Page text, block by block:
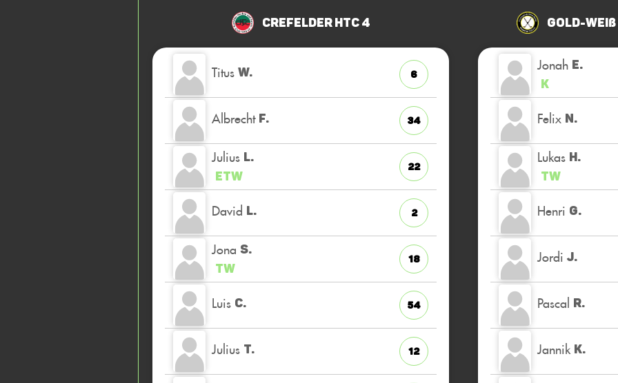
Crefelder HTC 4
Titus W. 6
Albrecht F. 34
Julius L.
ETW
22
David L. 2
Jona S.
TW
18
Luis C. 54
Julius T. 12
Gold-
Jonah E.
K
Felix N.
Lukas H.
TW
Henri G.
Jordi J.
Pascal R.
Jannik K.